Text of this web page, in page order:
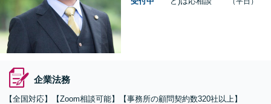
企業法務
【全国対応】【Zoom相談可能】【事務所の顧問契約数320社以上】